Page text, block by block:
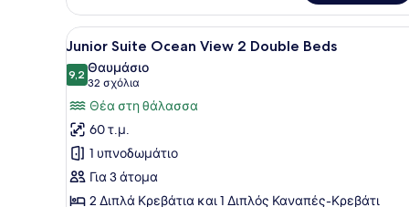
View
Casita
with
Plunge
Pool
Προβολή
όλων
των
φωτογραφιών
για
Junior
Suite
Ocean
Ένα δωμάτιο ξενοδοχείου
6
Junior Suite Ocean View 2 Double Beds
9,29,2 στα 10
Θαυμάσιο
32 σχόλια
(32
σχόλια)
Θέα στη θάλασσα
60 τ.μ.
1 υπνοδωμάτιο
Για 3 άτομα
2 Διπλά Κρεβάτια και 1 Διπλός Καναπές-Κρεβάτι